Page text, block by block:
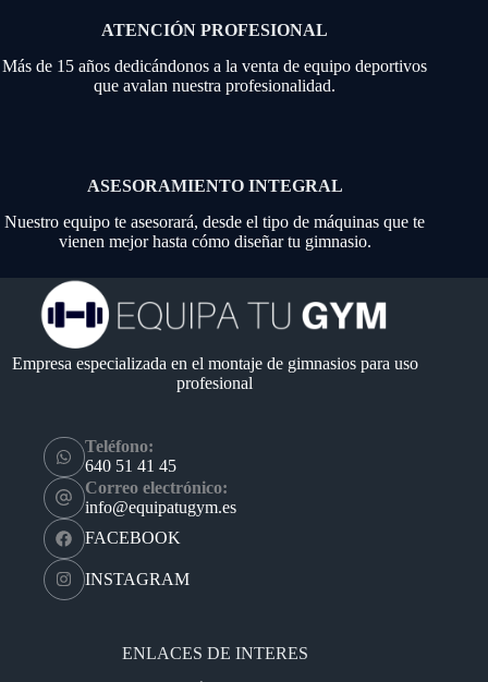
ATENCIÓN PROFESIONAL
Más de 15 años dedicándonos a la venta de equipo deportivos
que avalan nuestra profesionalidad.
ASESORAMIENTO INTEGRAL
Nuestro equipo te asesorará, desde el tipo de máquinas que te
vienen mejor hasta cómo diseñar tu gimnasio.
Empresa especializada en el montaje de gimnasios para uso
profesional
Teléfono:
640 51 41 45
Correo electrónico:
info@equipatugym.es
FACEBOOK
INSTAGRAM
ENLACES DE INTERES